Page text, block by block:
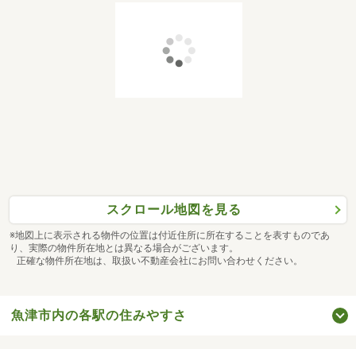
スクロール地図を見る
※地図上に表示される物件の位置は付近住所に所在することを表すものであ
り、実際の物件所在地とは異なる場合がございます。
正確な物件所在地は、取扱い不動産会社にお問い合わせください。
魚津市内の各駅の住みやすさ